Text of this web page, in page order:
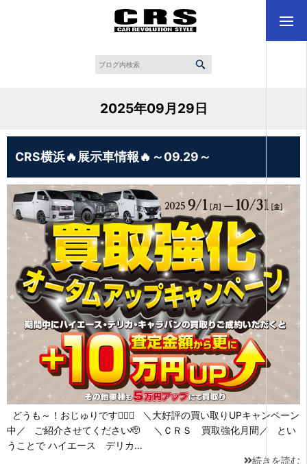
2025年09月29日
CRS横浜🔥展示車情報🔥～09.29～
どうも～！おじゅりです🙋🏻‍♀️ ＼大好評の買い取りUPキャンペーン
中／ ご紹介させてください🫡 ＼ＣＲＳ 買取強化月間／ とい
うことで ハイエース デリカ…
続きを読む